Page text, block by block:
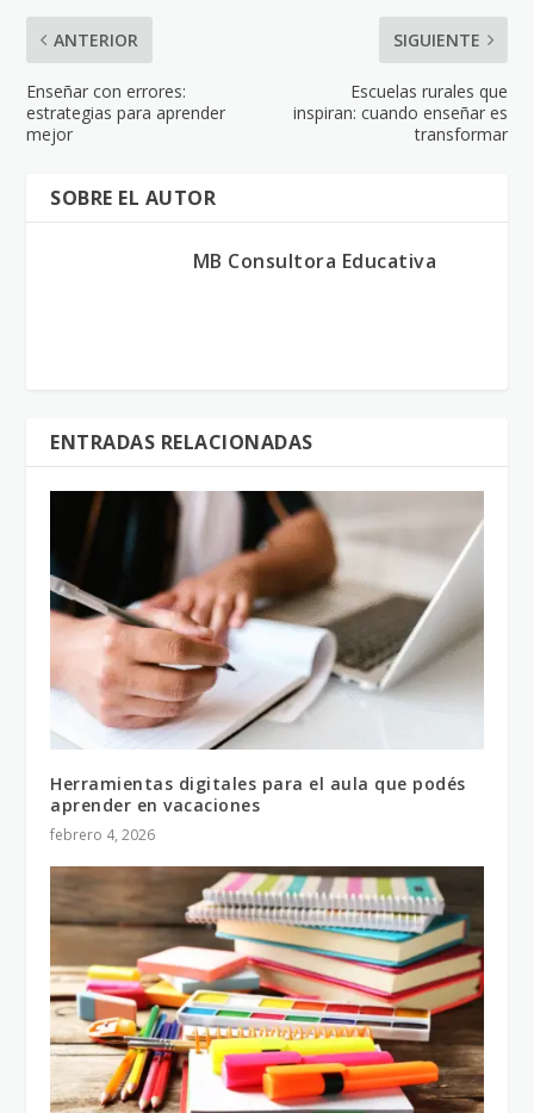
ANTERIOR
Enseñar con errores:
estrategias para aprender
mejor
SIGUIENTE
Escuelas rurales que
inspiran: cuando enseñar es
transformar
SOBRE EL AUTOR
MB Consultora Educativa
ENTRADAS RELACIONADAS
Herramientas digitales para el aula que podés
aprender en vacaciones
febrero 4, 2026